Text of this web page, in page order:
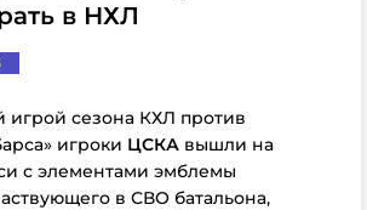
в НХЛ
игрой сезона КХЛ против
игроки ЦСКА вышли на
с элементами эмблемы
в СВО батальона,